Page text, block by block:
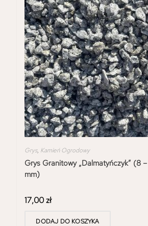
Grys, Kamień Ogrodowy
Grys Granitowy „Dalmatyńczyk” (8 –
mm)
17,00zł
DODAJ DO KOSZYKA